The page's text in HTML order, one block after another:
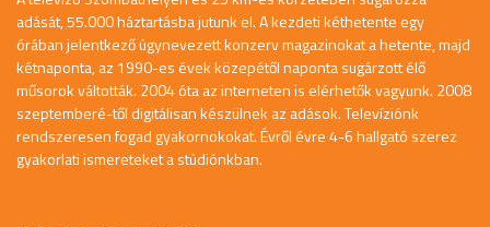
adását, 55.000 háztartásba jutunk el. A kezdeti kéthetente egy
órában jelentkező úgynevezett konzerv magazinokat a hetente, majd
kétnaponta, az 1990-es évek közepétől naponta sugárzott élő
műsorok váltották. 2004 óta az interneten is elérhetők vagyunk. 2008
szeptemberé-től digitálisan készülnek az adások. Televíziónk
rendszeresen fogad gyakornokokat. Évről évre 4-6 hallgató szerez
gyakorlati ismereteket a stúdiónkban.